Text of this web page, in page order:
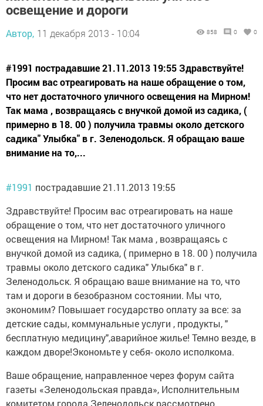
освещение и дороги
Автор, 11 декабря 2013 - 10:04 858 0 0
#1991 пострадавшие 21.11.2013 19:55 Здравствуйте!
Просим вас отреагировать на наше обращение о том,
что нет достаточного уличного освещения на Мирном!
Так мама , возвращаясь с внучкой домой из садика, (
примерно в 18. 00 ) получила травмы около детского
садика" Улыбка" в г. Зеленодольск. Я обращаю ваше
внимание на то,...
#1991 пострадавшие 21.11.2013 19:55
Здравствуйте! Просим вас отреагировать на наше
обращение о том, что нет достаточного уличного
освещения на Мирном! Так мама , возвращаясь с
внучкой домой из садика, ( примерно в 18. 00 ) получила
травмы около детского садика" Улыбка" в г.
Зеленодольск. Я обращаю ваше внимание на то, что
там и дороги в безобразном состоянии. Мы что,
экономим? Повышает государство оплату за все: за
детские сады, коммунальные услуги , продукты, "
бесплатную медицину",аварийное жилье! Темно везде, в
каждом дворе!Экономьте у себя- около исполкома.
Ваше обращение, направленное через форум сайта
газеты «Зеленодольская правда», Исполнительным
комитетом города Зеленодольск рассмотрено.